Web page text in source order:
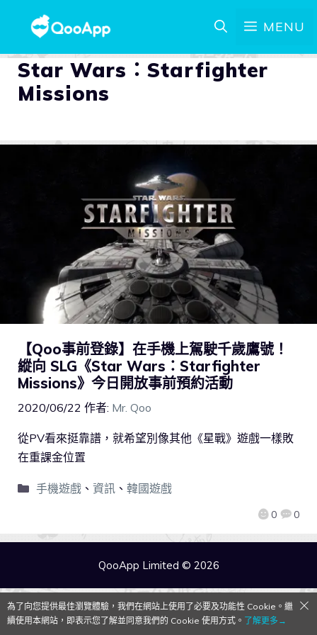
MENU
Star Wars：Starfighter
Missions
【Qoo事前登錄】在手機上駕駛千歲鷹號！
縱向 SLG《Star Wars：Starfighter
Missions》今日開放事前預約活動
2020/06/22 作者: Mr. Qoo
0 0
從PV看來挺靠譜，就希望別像其他《星戰》遊戲一樣敗
在重課金位置
手機遊戲、 資訊、 韓國遊戲
QooApp Limited © 2026
為了向您提供最佳瀏覽體驗，我們在網站上使用了必要及功能性 Cookie。繼
續使用本網站，即表示您了解並同意我們的 Cookie 使用方式。 了解更多→